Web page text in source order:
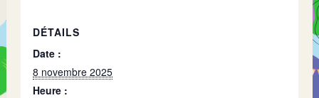
DÉTAILS
Date :
8 novembre 2025
Heure :